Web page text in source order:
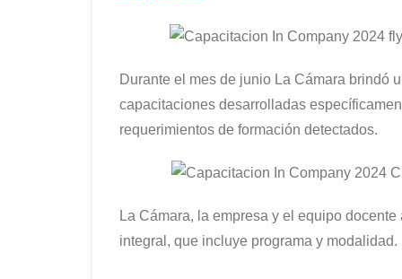
Durante el mes de junio La Cámara brindó
capacitaciones desarrolladas
requerimientos de formación detectados.
La Cámara, la empresa y el equipo
integral, que incluye programa y modalidad.